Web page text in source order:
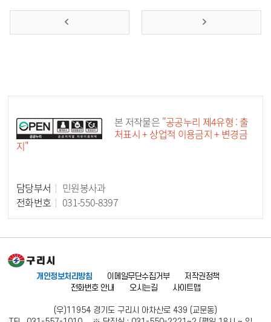
본 저작물은 "공공누리 제4유형 : 출
처표시 + 상업적 이용금지 + 변경금
지"
담당부서
민원봉사과
전화번호
031-550-8397
개인정보처리방침 이메일무단수집거부
저작권정책
전화번호 안내
오시는길 사이트맵
(우)11954 경기도 구리시 아차산로 439 (교문동)